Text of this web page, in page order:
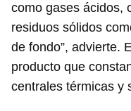
como gases ácidos,
residuos sólidos
de fondo”, advierte.
producto que
centrales térmicas y